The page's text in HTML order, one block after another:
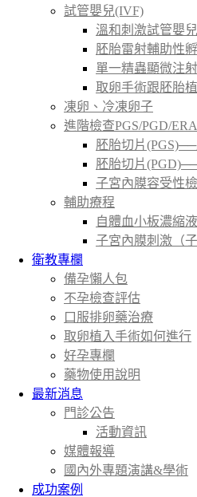
試管嬰兒(IVF)
溫和刺激試管嬰兒
胚胎雷射輔助性
單一精蟲顯微注射
取卵手術跟胚胎
凍卵、冷凍卵子
進階檢查PGS/PGD/ERA
胚胎切片
胚胎切片
子宮內膜容受性
輔助療程
自體血小板濃縮液
子宮內膜刺激（
衛教專欄
備孕懶人包
不孕檢查評估
口服排卵藥治療
取卵植入手術如何進行
好孕專欄
藥物使用說明
最新消息
門診公告
活動資訊
媒體報導
國內外專題演講&學術
成功案例